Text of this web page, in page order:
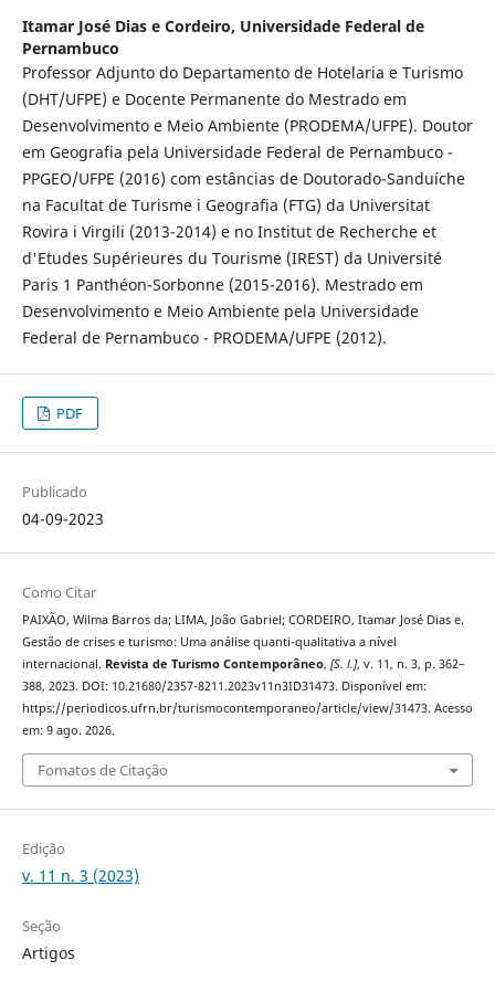
Itamar José Dias e Cordeiro, Universidade Federal de
Pernambuco
Professor Adjunto do Departamento de Hotelaria e Turismo
(DHT/UFPE) e Docente Permanente do Mestrado em
Desenvolvimento e Meio Ambiente (PRODEMA/UFPE). Doutor
em Geografia pela Universidade Federal de Pernambuco -
PPGEO/UFPE (2016) com estâncias de Doutorado-Sanduíche
na Facultat de Turisme i Geografia (FTG) da Universitat
Rovira i Virgili (2013-2014) e no Institut de Recherche et
d'Etudes Supérieures du Tourisme (IREST) da Université
Paris 1 Panthéon-Sorbonne (2015-2016). Mestrado em
Desenvolvimento e Meio Ambiente pela Universidade
Federal de Pernambuco - PRODEMA/UFPE (2012).
PDF
Publicado
04-09-2023
Como Citar
PAIXÃO, Wilma Barros da; LIMA, João Gabriel; CORDEIRO, Itamar José Dias e.
Gestão de crises e turismo: Uma análise quanti-qualitativa a nível
internacional. Revista de Turismo Contemporâneo, [S. l.], v. 11, n. 3, p. 362–
388, 2023. DOI: 10.21680/2357-8211.2023v11n3ID31473. Disponível em:
https://periodicos.ufrn.br/turismocontemporaneo/article/view/31473. Acesso
em: 9 ago. 2026.
Fomatos de Citação
Edição
v. 11 n. 3 (2023)
Seção
Artigos